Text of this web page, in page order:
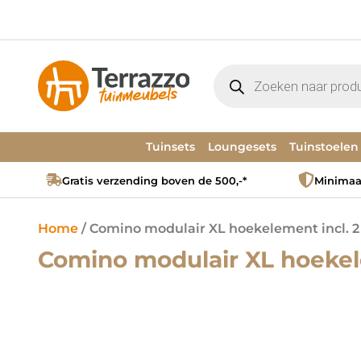
Tuinsets Loungesets Tuinstoelen
Gratis verzending boven de 500,-*
Home / Comino modulair XL hoekelement incl. 2
Comino modulair XL